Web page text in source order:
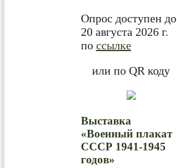
Опрос доступен до
20 августа 2026 г.
по ссылке
или по QR коду
Выставка
«Военный плакат
СССР 1941-1945
годов»